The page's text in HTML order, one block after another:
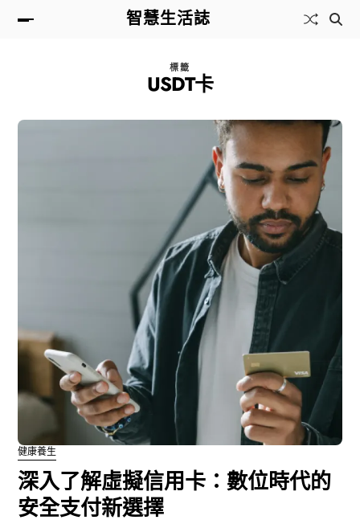
智慧生活誌
標籤
USDT卡
健康養生
深入了解虛擬信用卡：數位時代的
安全支付新選擇